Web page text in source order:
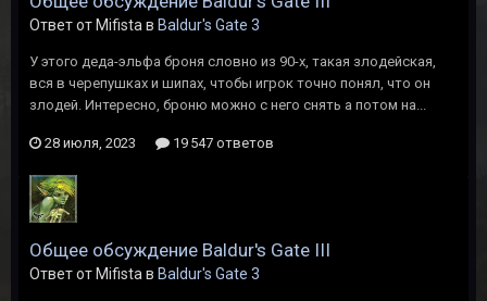
Ответ от Mifista в Baldur's Gate 3
У этого деда-эльфа броня словно из 90-х, такая злодейская,
вся в черепушках и шипах, чтобы игрок точно понял, что он
злодей. Интересно, броню можно с него снять а потом на...
28 июля, 2023 19 547 ответов
Общее обсуждение Baldur's Gate III
Ответ от Mifista в Baldur's Gate 3